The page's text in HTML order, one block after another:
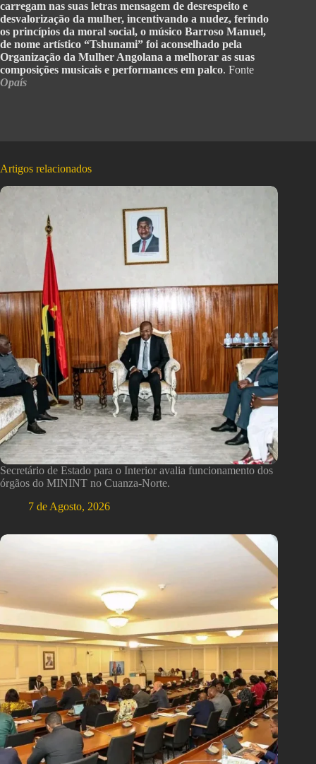
carregam nas suas letras mensagem de desrespeito e
desvalorização da mulher, incentivando a nudez, ferindo
os princípios da moral social, o músico Barroso Manuel,
de nome artístico “Tshunami” foi aconselhado pela
Organização da Mulher Angolana a melhorar as suas
composições musicais e performances em palco. Fonte
Opaís
Artigos relacionados
Secretário de Estado para o Interior avalia funcionamento dos
órgãos do MININT no Cuanza-Norte.
7 de Agosto, 2026